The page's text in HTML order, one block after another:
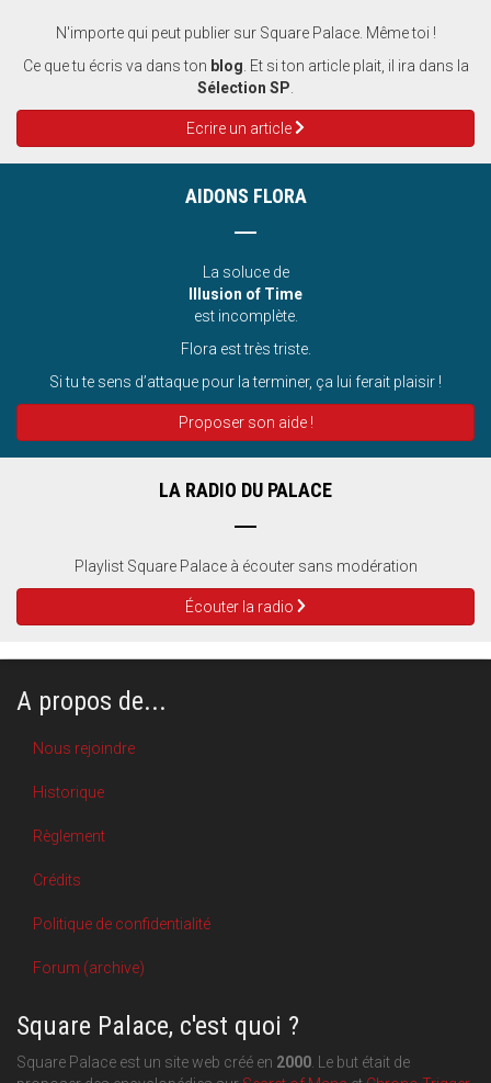
N'importe qui peut publier sur Square Palace. Même toi !
Ce que tu écris va dans ton blog . Et si ton article plait, il ira dans la
Sélection SP
Ecrire un article
AIDONS FLORA
La soluce de
Illusion of Time
est incomplète.
Flora est très triste.
Si tu te sens d’attaque pour la terminer, ça lui ferait plaisir !
Proposer son aide !
LA RADIO DU PALACE
Playlist Square Palace à écouter sans modération
Écouter la radio
A propos de...
Nous rejoindre
Historique
Règlement
Crédits
Politique de confidentialité
Forum (archive)
Square Palace, c'est quoi ?
Square Palace est un site web créé en 2000 . Le but était de